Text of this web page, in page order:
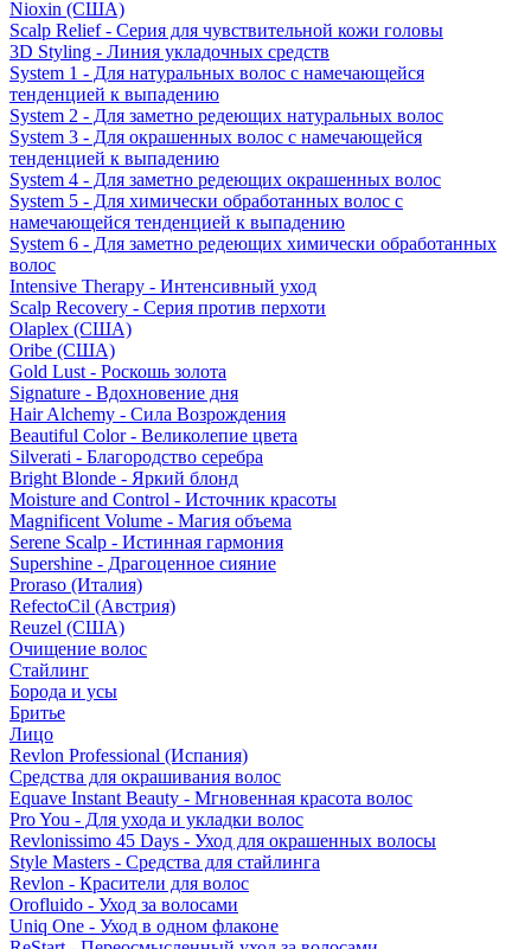
Nioxin (США)
Scalp Relief - Серия для чувствительной кожи головы
3D Styling - Линия укладочных средств
System 1 - Для натуральных волос с намечающейся
тенденцией к выпадению
System 2 - Для заметно редеющих натуральных волос
System 3 - Для окрашенных волос с намечающейся
тенденцией к выпадению
System 4 - Для заметно редеющих окрашенных волос
System 5 - Для химически обработанных волос с
намечающейся тенденцией к выпадению
System 6 - Для заметно редеющих химически обработанных
волос
Intensive Therapy - Интенсивный уход
Scalp Recovery - Серия против перхоти
Olaplex (США)
Oribe (США)
Gold Lust - Роскошь золота
Signature - Вдохновение дня
Hair Alchemy - Сила Возрождения
Beautiful Color - Великолепие цвета
Silverati - Благородство серебра
Bright Blonde - Яркий блонд
Moisture and Control - Источник красоты
Magnificent Volume - Магия объема
Serene Scalp - Истинная гармония
Supershine - Драгоценное сияние
Proraso (Италия)
RefectoCil (Австрия)
Reuzel (США)
Очищение волос
Стайлинг
Борода и усы
Бритье
Лицо
Revlon Professional (Испания)
Средства для окрашивания волос
Equave Instant Beauty - Мгновенная красота волос
Pro You - Для ухода и укладки волос
Revlonissimo 45 Days - Уход для окрашенных волосы
Style Masters - Средства для стайлинга
Revlon - Красители для волос
Orofluido - Уход за волосами
Uniq One - Уход в одном флаконе